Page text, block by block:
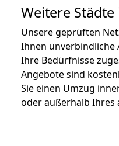
Weitere
Unsere geprüften
Ihnen unverbindliche
Ihre Bedürfnisse
Angebote sind
Sie einen Umzug
oder außerhalb Ihres